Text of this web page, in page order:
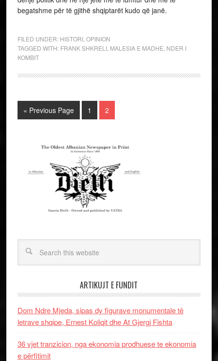
begatshme për të gjithë shqiptarët kudo që janë.
FILED UNDER: HISTORI, OPINION
TAGGED WITH: FRANK SHKRELI, MALESIA E MADHE NDER I
KOMBIT
« Previous Page 1 2
ARTIKUJT E FUNDIT
Dom Ndre Mjeda, sipas dy figurave monumentale të
letrave shqipe, Ernest Koliqit dhe At Gjergj Fishta
36 vjet tranzicion, nga ekonomia prodhuese te ekonomia
e përfitimit